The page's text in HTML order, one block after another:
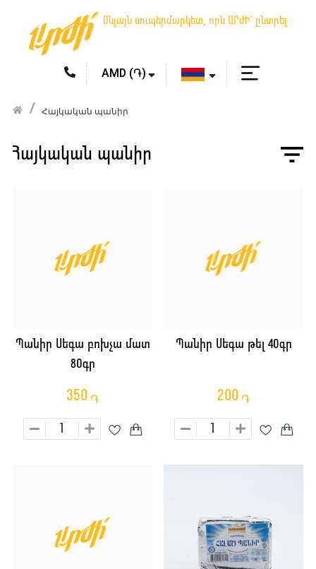
Օնլայն սուպերմարկետ, որն ԱՐԺԻ՛ ընտրել
Հայկական պանիր
Հայկական պանիր
Պանիր Սեգա բոխչա մատ
80գր
350 ֏
Պանիր Սեգա թել 40գր
200 ֏